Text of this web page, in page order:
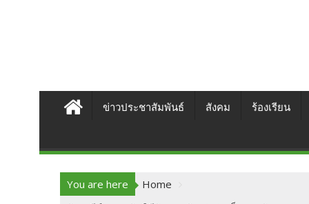
ข่าวประชาสัมพันธ์ สังคม ร้องเรียน
You are here
Home